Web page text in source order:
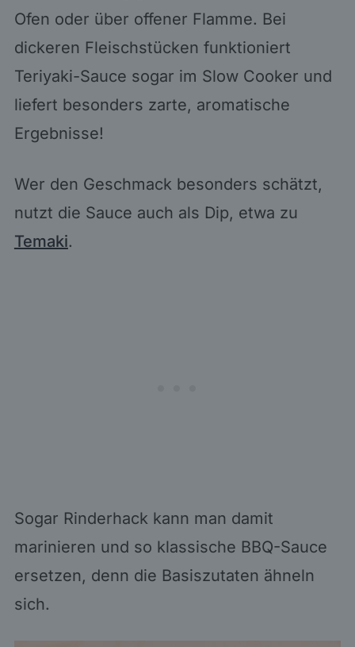
Ofen oder über offener Flamme. Bei
dickeren Fleischstücken funktioniert
Teriyaki-Sauce sogar im Slow Cooker und
liefert besonders zarte, aromatische
Ergebnisse!
Wer den Geschmack besonders schätzt,
nutzt die Sauce auch als Dip, etwa zu
Temaki.
Sogar Rinderhack kann man damit
marinieren und so klassische BBQ-Sauce
ersetzen, denn die Basiszutaten ähneln
sich.